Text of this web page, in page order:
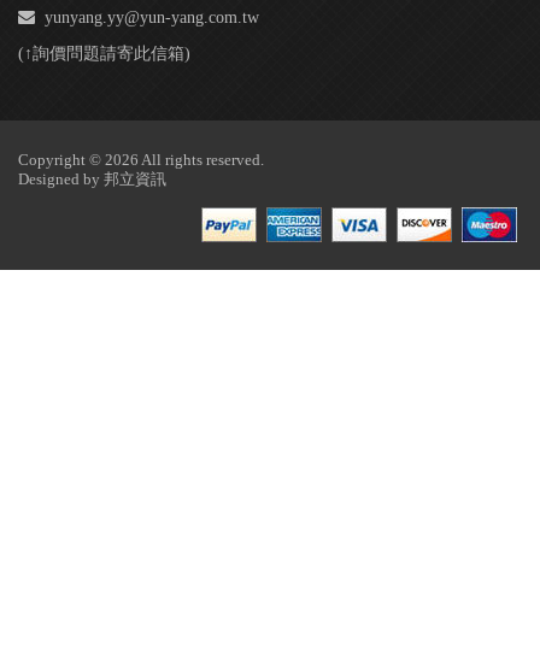
yunyang.yy@yun-yang.com.tw
(↑詢價問題請寄此信箱)
Copyright © 2026 All rights reserved.
Designed by 邦立資訊